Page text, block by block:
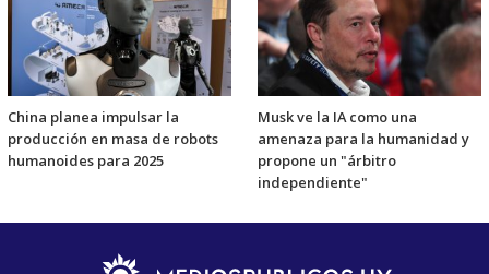
China planea impulsar la
producción en masa de robots
humanoides para 2025
Musk ve la IA como una
amenaza para la humanidad y
propone un "árbitro
independiente"